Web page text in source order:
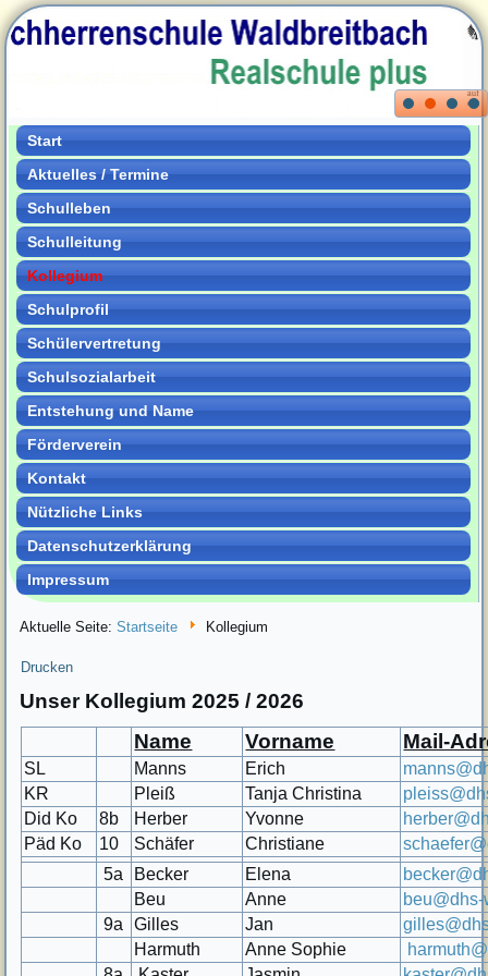
Start
Aktuelles / Termine
Schulleben
Schulleitung
Kollegium
Schulprofil
Schülervertretung
Schulsozialarbeit
Entstehung und Name
Förderverein
Kontakt
Nützliche Links
Datenschutzerklärung
Impressum
Aktuelle Seite:Startseite Kollegium
Drucken
Unser Kollegium 2025 / 2026
Name
Vorname Mail-
SL Manns Erich
KR
Pleiß Tanja Christina
Did Ko
8b Herber Yvonne
Päd Ko
10 Schäfer Christiane
5a
Becker Elena
Beu
Anne
9a
Gilles Jan
Harmuth
Anne Sophie